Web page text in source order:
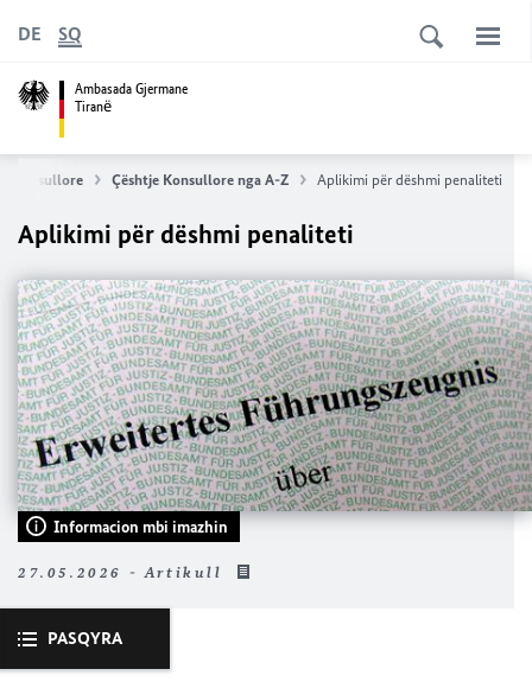
Ambasada Gjermane
Tiranё
DE SQ
konsullore Çështje Konsullore nga A-Z Aplikimi për dëshmi penaliteti
Aplikimi për dëshmi penaliteti
Informacion mbi imazhin
27.05.2026 - Artikull
PASQYRA